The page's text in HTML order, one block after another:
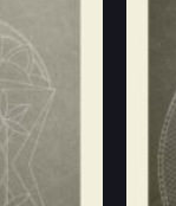
deseos